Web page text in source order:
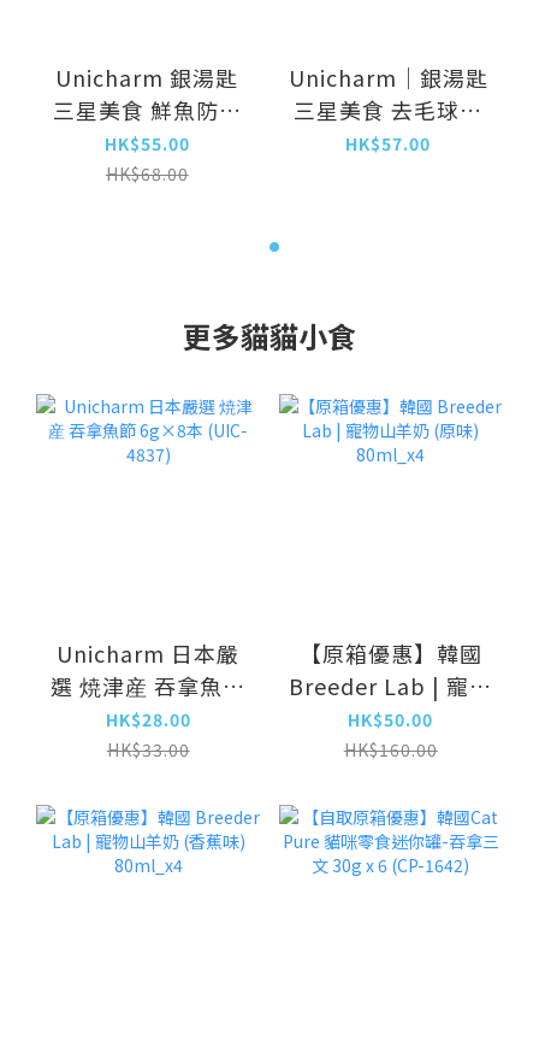
Unicharm 銀湯匙
三星美食 鮮魚防嘔
吐 貓餅乾 192g
(UIC-4524)
HK$55.00
HK$68.00
Unicharm｜銀湯匙
三星美食 去毛球魚
味餅亁 240g (UIC-
HK$57.00
更多貓貓小食
Unicharm 日本嚴
選 焼津産 吞拿魚節
6g×8本 (UIC-
4837)
HK$28.00
HK$33.00
【原箱優惠】韓國
Breeder Lab | 寵物
山羊奶 (原味)
80ml_x4
HK$50.00
HK$160.00